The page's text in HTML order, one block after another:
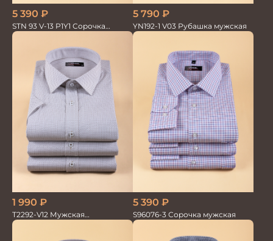
5 390 ₽
STN 93 V-13 P1Y1 Сорочка
мужская
5 790 ₽
YN192-1 V03 Рубашка мужская
1 990 ₽
T2292-V12 Мужская
текстильная рубашка /
5 390 ₽
S96076-3 Сорочка мужская